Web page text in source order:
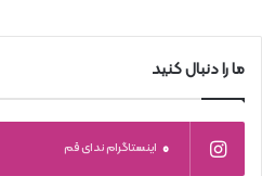
ما را دنبال کنید
0 اینستاگرام ندای قم